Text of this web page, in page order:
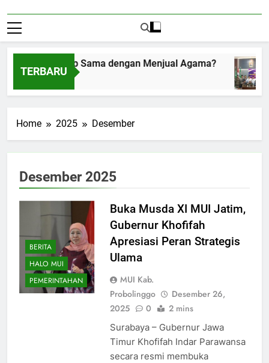
TERBARU
Amplop Sama dengan Menjual Agama?
1, 2026
Home 2025 Desember
Desember 2025
BERITA
HALO MUI
PEMERINTAHAN
Buka Musda XI MUI Jatim,
Gubernur Khofifah
Apresiasi Peran Strategis
Ulama
MUI Kab.
Probolinggo
Desember 26,
2025
0 2 mins
Surabaya – Gubernur Jawa
Timur Khofifah Indar Parawansa
secara resmi membuka